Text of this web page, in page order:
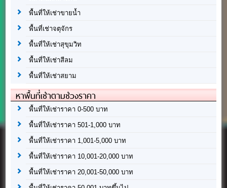
พื้นที่ให้เช่าขายน้ำ
พื้นที่เช่าจตุจักร
พื้นที่ให้เช่าสุขุมวิท
พื้นที่ให้เช่าสีลม
พื้นที่ให้เช่าสยาม
หาพื้นที่เช่าตามช่วงราคา
พื้นที่ให้เช่าราคา 0-500 บาท
พื้นที่ให้เช่าราคา 501-1,000 บาท
พื้นที่ให้เช่าราคา 1,001-5,000 บาท
พื้นที่ให้เช่าราคา 10,001-20,000 บาท
พื้นที่ให้เช่าราคา 20,001-50,000 บาท